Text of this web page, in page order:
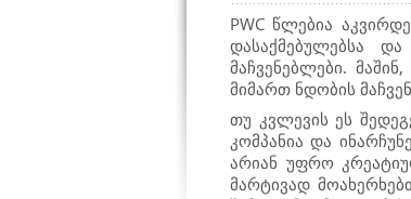
PWC წლებია
დასაქმებულებსა
მაჩვენებლები.
მიმართ ნდობის
თუ კვლევის ეს
კომპანია და
არიან უფრო
მარტივად